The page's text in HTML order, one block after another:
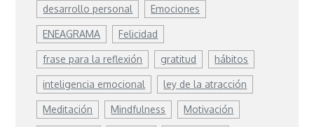
desarrollo personal Emociones
ENEAGRAMA Felicidad
frase para la reflexión gratitud hábitos
inteligencia emocional ley de la atracción
Meditación Mindfulness Motivación